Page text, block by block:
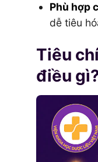
Phù hợp
dễ tiêu
Tiêu
điều